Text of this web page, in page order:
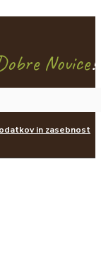
Novice!
in zasebnost